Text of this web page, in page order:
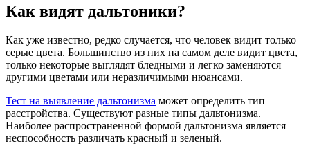
Как видят дальтоники?
Как уже известно, редко случается, что человек видит только
серые цвета. Большинство из них на самом деле видит цвета,
только некоторые выглядят бледными и легко заменяются
другими цветами или неразличимыми нюансами.
Тест на выявление дальтонизма может определить тип
расстройства. Существуют разные типы дальтонизма.
Наиболее распространенной формой дальтонизма является
неспособность различать красный и зеленый.